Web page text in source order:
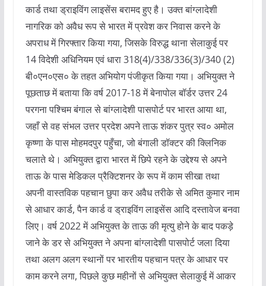
कार्ड तथा ड्राइविंग लाइसेंस बरामद हुए है। उक्त बांग्लादेशी
नागरिक को अवैध रूप से भारत में प्रवेश कर निवास करने के
अपराध में गिरफ्तार किया गया, जिसके विरुद्ध थाना सेलाकुई पर
14 विदेशी अधिनियम एवं धारा 318(4)/338/336(3)/340 (2)
बी०एन०एस० के तहत अभियोग पंजीकृत किया गया। अभियुक्त ने
पूछताछ में बताया कि वर्ष 2017-18 में बेनापोल बॉर्डर उत्तर 24
परगना पश्चिम बंगाल से बांग्लादेशी पासपोर्ट पर भारत आया था,
जहाँ से वह संभल उत्तर प्रदेश अपने ताऊ शंकर पुत्र स्व० अमोल
कृष्णा के पास मोहमदपुर पहुँचा, जो बंगाली डॉक्टर की क्लिनिक
चलाते थे। अभियुक्त द्वारा भारत में छिपे रहने के उद्देश्य से अपने
ताऊ के पास मेडिकल प्रैक्टिशनर के रूप में काम सीखा तथा
अपनी वास्तविक पहचान छुपा कर अवैध तरीके से अमित कुमार नाम
से आधार कार्ड, पैन कार्ड व ड्राइविंग लाइसेंस आदि दस्तावेज बनवा
लिए। वर्ष 2022 में अभियुक्त के ताऊ की मृत्यु होने के बाद पकड़े
जाने के डर से अभियुक्त ने अपना बांग्लादेशी पासपोर्ट जला दिया
तथा अलग अलग स्थानों पर भारतीय पहचान पत्र के आधार पर
काम करने लगा, पिछले कुछ महीनों से अभियुक्त सेलाकुई में आकर